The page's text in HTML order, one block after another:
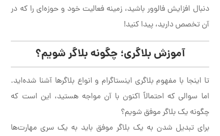
دنبال افزایش فالوور باشید، زمینه فعالیت خود و حوزه‌ای را که در
آن تخصص دارید، پیدا کنید!
آموزش بلاگری؛ چگونه بلاگر شویم؟
تا اینجا با مفهوم بلاگری اینستاگرام و انواع بلاگرها آشنا شده‌اید.
اما سوالی که احتمالاً اکنون با آن مواجه هستید، این است که
چگونه یک بلاگر موفق شویم؟
برای تبدیل شدن به یک بلاگر موفق باید به یک سری مهارت‌ها